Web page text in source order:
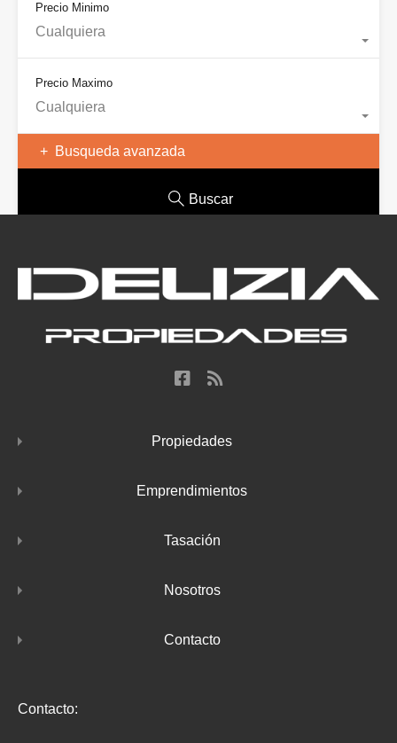
Precio Minimo
Cualquiera
Precio Maximo
Cualquiera
Busqueda avanzada
Buscar
Propiedades
Emprendimientos
Tasación
Nosotros
Contacto
Contacto: